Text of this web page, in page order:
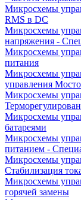
Микросхемы
RMS в DC
Микросхемы
напряжения -
Микросхемы
питания
Микросхемы
управления
Микросхемы
Микросхемы
батареями
Микросхемы
питанием -
Микросхемы
Стабилизация
Микросхемы
горячей замены